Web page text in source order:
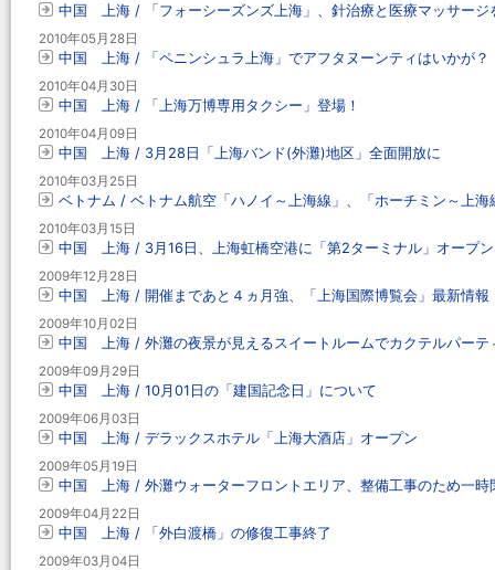
中国 上海 / 「フォーシーズンズ上海」、針治療と医療マッサージ
2010年05月28日
中国 上海 / 「ペニンシュラ上海」でアフタヌーンティはいかが？
2010年04月30日
中国 上海 / 「上海万博専用タクシー」登場！
2010年04月09日
中国 上海 / 3月28日「上海バンド(外灘)地区」全面開放に
2010年03月25日
ベトナム / ベトナム航空「ハノイ～上海線」、「ホーチミン～上海
2010年03月15日
中国 上海 / 3月16日、上海虹橋空港に「第2ターミナル」オープン
2009年12月28日
中国 上海 / 開催まであと４ヵ月強、「上海国際博覧会」最新情報
2009年10月02日
中国 上海 / 外灘の夜景が見えるスイートルームでカクテルパーテ
2009年09月29日
中国 上海 / 10月01日の「建国記念日」について
2009年06月03日
中国 上海 / デラックスホテル「上海大酒店」オープン
2009年05月19日
中国 上海 / 外灘ウォーターフロントエリア、整備工事のため一時
2009年04月22日
中国 上海 / 「外白渡橋」の修復工事終了
2009年03月04日